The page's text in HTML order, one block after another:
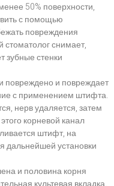
50% поверхности,
с помощью
повреждения
стоматолог снимает,
зубные стенки
повреждено и повреждает
с применением штифта.
нерв удаляется, затем
корневой канал
штифт, на
дальнейшей установки
и половина корня